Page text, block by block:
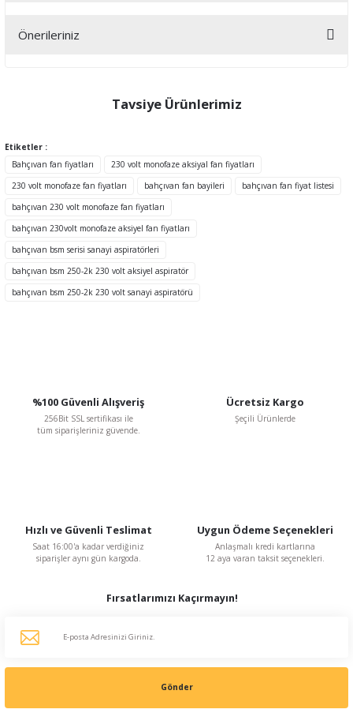
Önerileriniz
tarafımıza iletebilirsiniz.
Görüş ve önerileriniz için teşekkür ederiz.
Ürün fiyatı diğer sitelerden daha pahalı.
Bu ürüne benzer farklı alternatifler olmalı.
Tavsiye Ürünlerimiz
TÜKENDİ
BVN Bahçıvan
%48 1.569,76 TL
Etiketler :
Bahçıvan fan fiyatları
230 volt monofaze aksiyal fan fiyatları
230 volt monofaze fan fiyatları
bahçıvan fan bayileri
bahçıvan fan fiyat listesi
bahçıvan 230 volt monofaze fan fiyatları
bahçıvan 230volt monofaze aksiyel fan fiyatları
bahçıvan bsm serisi sanayi aspiratörleri
bahçıvan bsm 250-2k 230 volt aksiyel aspiratör
bahçıvan bsm 250-2k 230 volt sanayi aspiratörü
%100 Güvenli Alışveriş
256Bit SSL sertifikası ile
tüm siparişleriniz güvende.
Ücretsiz Kargo
Şeçili Ürünlerde
Hızlı ve Güvenli Teslimat
Saat 16:00'a kadar verdiğiniz
siparişler aynı gün kargoda.
Uygun Ödeme Seçenekleri
Anlaşmalı kredi kartlarına
12 aya varan taksit seçenekleri.
Fırsatlarımızı Kaçırmayın!
Gönder